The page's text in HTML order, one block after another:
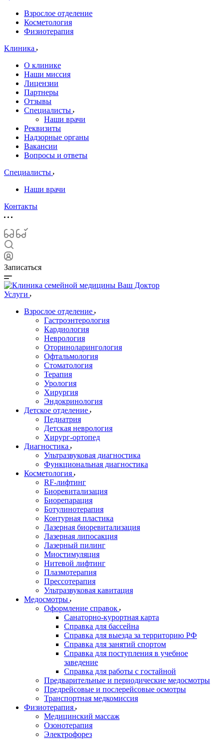
Взрослое отделение
Косметология
Физиотерапия
Клиника
О клинике
Наши миссия
Лицензии
Партнеры
Отзывы
Специалисты
Наши врачи
Реквизиты
Надзорные органы
Вакансии
Вопросы и ответы
Специалисты
Наши врачи
Контакты
Записаться
Услуги
Взрослое отделение
Гастроэнтерология
Кардиология
Неврология
Оториноларингология
Офтальмология
Стоматология
Терапия
Урология
Хирургия
Эндокринология
Детское отделение
Педиатрия
Детская неврология
Хирург-ортопед
Диагностика
Ультразвуковая диагностика
Функциональная диагностика
Косметология
RF-лифтинг
Биоревитализация
Биорепарация
Ботулинотерапия
Контурная пластика
Лазерная биоревитализация
Лазерная липосакция
Лазерный пилинг
Миостимуляция
Нитевой лифтинг
Плазмотерапия
Прессотерапия
Ультразвуковая кавитация
Медосмотры
Оформление справок
Санаторно-курортная карта
Справка для бассейна
Справка для выезда за территорию РФ
Справка для занятий спортом
Справка для поступления в учебное
заведение
Справка для работы с гостайной
Предварительные и периодические медосмотры
Предрейсовые и послерейсовые осмотры
Транспортная медкомиссия
Физиотерапия
Медицинский массаж
Озонотерапия
Электрофорез